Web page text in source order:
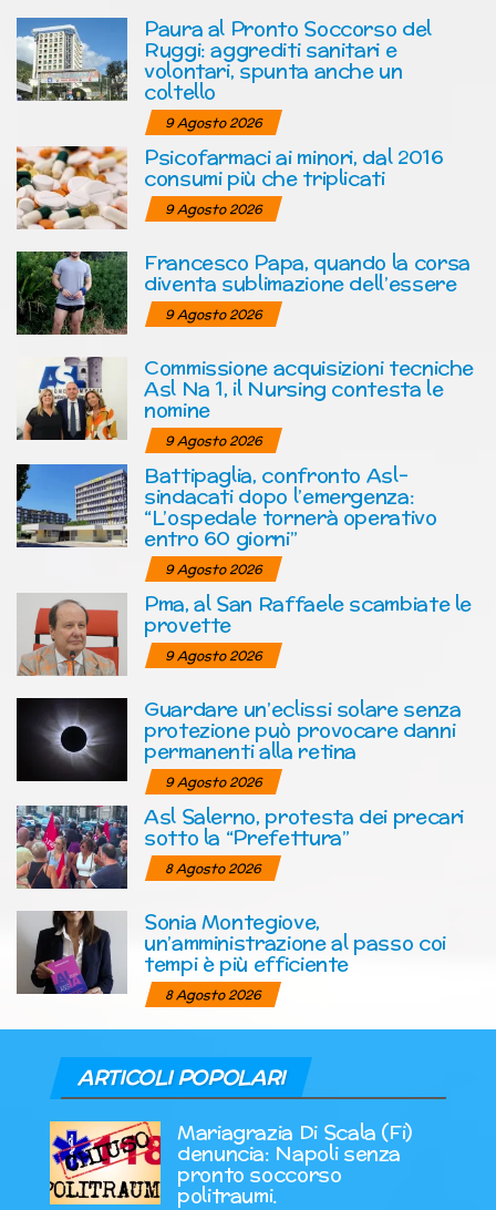
Paura al Pronto Soccorso del
Ruggi: aggrediti sanitari e
volontari, spunta anche un
coltello
9 Agosto 2026
Psicofarmaci ai minori, dal 2016
consumi più che triplicati
9 Agosto 2026
Francesco Papa, quando la corsa
diventa sublimazione dell’essere
9 Agosto 2026
Commissione acquisizioni tecniche
Asl Na 1, il Nursing contesta le
nomine
9 Agosto 2026
Battipaglia, confronto Asl-
sindacati dopo l’emergenza:
“L’ospedale tornerà operativo
entro 60 giorni”
9 Agosto 2026
Pma, al San Raffaele scambiate le
provette
9 Agosto 2026
Guardare un’eclissi solare senza
protezione può provocare danni
permanenti alla retina
9 Agosto 2026
Asl Salerno, protesta dei precari
sotto la “Prefettura”
8 Agosto 2026
Sonia Montegiove,
un’amministrazione al passo coi
tempi è più efficiente
8 Agosto 2026
ARTICOLI POPOLARI
Mariagrazia Di Scala (Fi)
denuncia: Napoli senza
pronto soccorso
politraumi.